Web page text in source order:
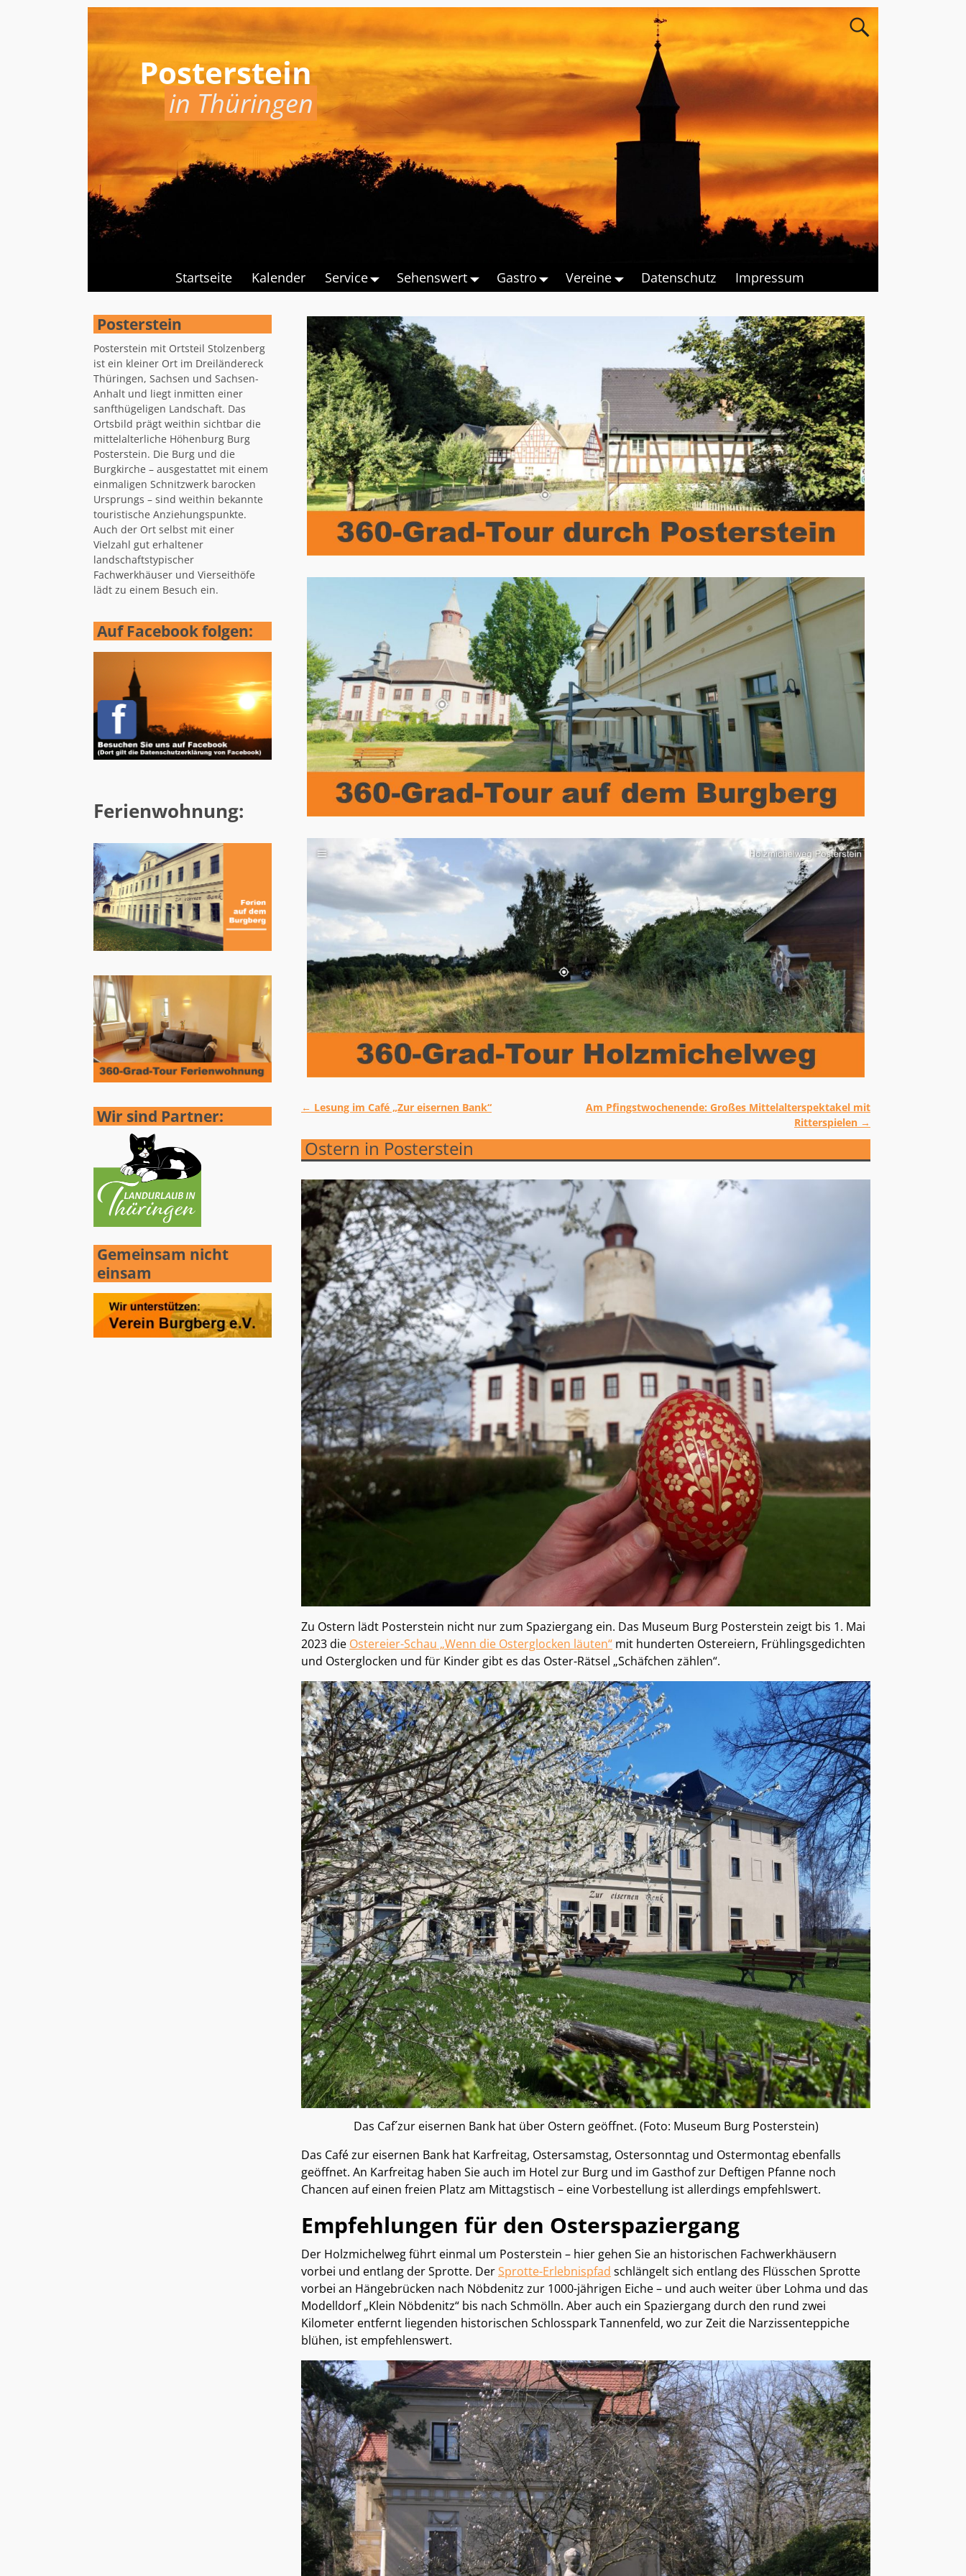
Posterstein
in Thüringen
Startseite Kalender Service Sehenswert Gastro Vereine Datenschutz Impressum
← Lesung im Café „Zur eisernen Bank“
Am Pfingstwochenende: Großes Mittelalterspektakel mit
Ritterspielen →
Ostern in Posterstein
Zu Ostern lädt Posterstein nicht nur zum Spaziergang ein. Das Museum Burg Posterstein zeigt bis 1. Mai
2023 die Ostereier-Schau „Wenn die Osterglocken läuten“ mit hunderten Ostereiern, Frühlingsgedichten
und Osterglocken und für Kinder gibt es das Oster-Rätsel „Schäfchen zählen“.
Das Caf´zur eisernen Bank hat über Ostern geöffnet. (Foto: Museum Burg Posterstein)
Das Café zur eisernen Bank hat Karfreitag, Ostersamstag, Ostersonntag und Ostermontag ebenfalls
geöffnet. An Karfreitag haben Sie auch im Hotel zur Burg und im Gasthof zur Deftigen Pfanne noch
Chancen auf einen freien Platz am Mittagstisch – eine Vorbestellung ist allerdings empfehlswert.
Empfehlungen für den Osterspaziergang
Der Holzmichelweg führt einmal um Posterstein – hier gehen Sie an historischen Fachwerkhäusern
vorbei und entlang der Sprotte. DerSprotte-Erlebnispfad schlängelt sich entlang des Flüsschen Sprotte
vorbei an Hängebrücken nach Nöbdenitz zur 1000-jährigen Eiche – und auch weiter über Lohma und das
Modelldorf „Klein Nöbdenitz“ bis nach Schmölln. Aber auch ein Spaziergang durch den rund zwei
Kilometer entfernt liegenden historischen Schlosspark Tannenfeld, wo zur Zeit die Narzissenteppiche
blühen, ist empfehlenswert.
Posterstein
Posterstein mit Ortsteil Stolzenberg
ist ein kleiner Ort im Dreiländereck
Thüringen, Sachsen und Sachsen-
Anhalt und liegt inmitten einer
sanfthügeligen Landschaft. Das
Ortsbild prägt weithin sichtbar die
mittelalterliche Höhenburg Burg
Posterstein. Die Burg und die
Burgkirche – ausgestattet mit einem
einmaligen Schnitzwerk barocken
Ursprungs – sind weithin bekannte
touristische Anziehungspunkte.
Auch der Ort selbst mit einer
Vielzahl gut erhaltener
landschaftstypischer
Fachwerkhäuser und Vierseithöfe
lädt zu einem Besuch ein.
Auf Facebook folgen:
Ferienwohnung:
Wir sind Partner:
Gemeinsam nicht
einsam